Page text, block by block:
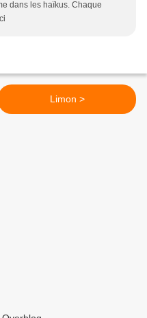
dans les haïkus. Chaque
Limon >